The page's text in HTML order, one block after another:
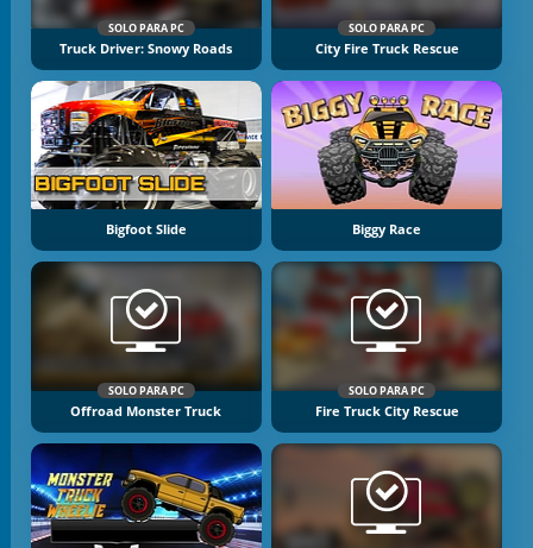
SOLO PARA PC
Truck Driver: Snowy Roads
SOLO PARA PC
City Fire Truck Rescue
Bigfoot Slide Biggy Race
SOLO PARA PC
Offroad Monster Truck
SOLO PARA PC
Fire Truck City Rescue